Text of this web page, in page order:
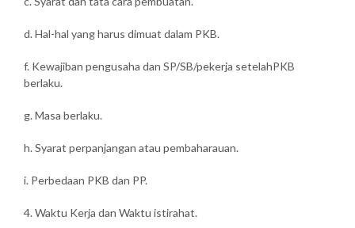
d. Hal-hal yang harus dimuat dalam PKB.
f. Kewajiban pengusaha dan SP/SB/pekerja setelahPKB
berlaku.
g. Masa berlaku.
h. Syarat perpanjangan atau pembaharauan.
i. Perbedaan PKB dan PP.
4. Waktu Kerja dan Waktu istirahat.